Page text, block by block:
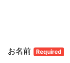
お名前 Required